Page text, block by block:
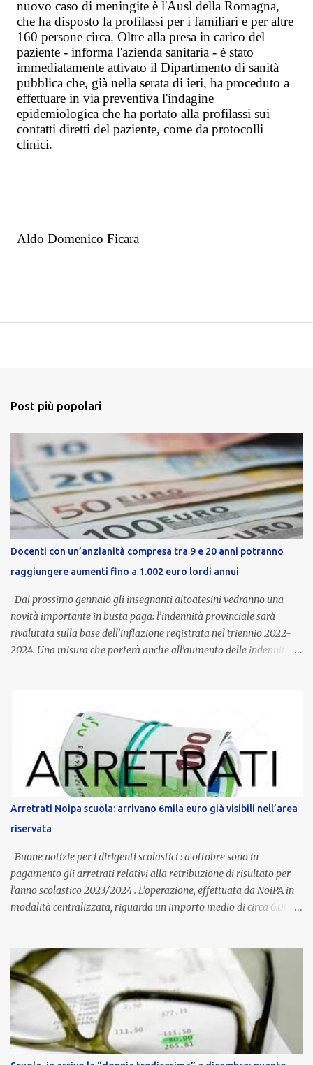
nuovo caso di meningite è l'Ausl della Romagna,
che ha disposto la profilassi per i familiari e per altre
160 persone circa. Oltre alla presa in carico del
paziente - informa l'azienda sanitaria - è stato
immediatamente attivato il Dipartimento di sanità
pubblica che, già nella serata di ieri, ha proceduto a
effettuare in via preventiva l'indagine
epidemiologica che ha portato alla profilassi sui
contatti diretti del paziente, come da protocolli
clinici.
Aldo Domenico Ficara
Post più popolari
Docenti con un’anzianità compresa tra 9 e 20 anni potranno
raggiungere aumenti fino a 1.002 euro lordi annui
Dal prossimo gennaio gli insegnanti altoatesini vedranno una
novità importante in busta paga: l’indennità provinciale sarà
rivalutata sulla base dell’inflazione registrata nel triennio 2022-
2024. Una misura che porterà anche all’aumento delle indennità di
dedicato alle donne vittime di violenza di genere, in linea con la
normativa nazionale e con l’obiettivo di offrire maggiore tutela e
supporto in situazioni delicate. L’indennità provinciale per i docenti
è un unicum in Italia: si tratta di una misura esclusiva della
Provincia autonoma di Bolzano, che integra in maniera stabile lo
stipendio nazionale grazie alle prerogative garantite
dall’autonomia locale. Non è un bonus temporaneo né un
compenso accessorio, ma una voce strutturale di retribuzione,
aggiornata periodicamente in base al cost...
Arretrati Noipa scuola: arrivano 6mila euro già visibili nell’area
riservata
Buone notizie per i dirigenti scolastici : a ottobre sono in
pagamento gli arretrati relativi alla retribuzione di risultato per
l’anno scolastico 2023/2024 . L’operazione, effettuata da NoiPA in
modalità centralizzata, riguarda un importo medio di circa 6.000
ordinaria di ottobre . Cos’è la retribuzione di risultato La
retribuzione di risultato rappresenta la parte variabile dello
stipendio dei dirigenti scolastici. Viene corrisposta per valorizzare
la qualità dell’attività svolta, la gestione delle risorse e il
raggiungimento degli obiettivi fissati dal Ministero dell’Istruzione
e del Merito (MIM) . Per l’anno scolastico 2023/2024, il MIM ha
completato la procedura di valutazione e trasmesso i dati a NoiPA,